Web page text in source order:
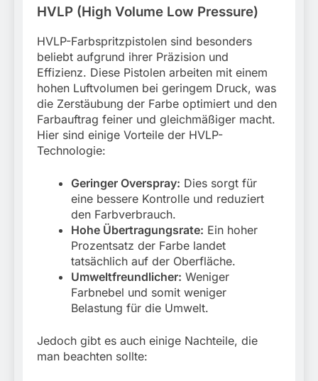
HVLP (High Volume Low Pressure)
HVLP-Farbspritzpistolen sind besonders
beliebt aufgrund ihrer Präzision und
Effizienz. Diese Pistolen arbeiten mit einem
hohen Luftvolumen bei geringem Druck, was
die Zerstäubung der Farbe optimiert und den
Farbauftrag feiner und gleichmäßiger macht.
Hier sind einige Vorteile der HVLP-
Technologie:
Geringer Overspray: Dies sorgt für
eine bessere Kontrolle und reduziert
den Farbverbrauch.
Hohe Übertragungsrate: Ein hoher
Prozentsatz der Farbe landet
tatsächlich auf der Oberfläche.
Umweltfreundlicher: Weniger
Farbnebel und somit weniger
Belastung für die Umwelt.
Jedoch gibt es auch einige Nachteile, die
man beachten sollte: